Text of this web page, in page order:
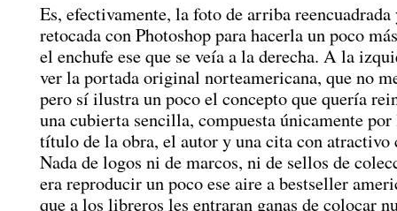
Es, efectivamente, la foto de arriba
retocada con Photoshop para hacerla un poco
el enchufe ese que se veía a la derecha. A la
ver la portada original norteamericana, que no
pero sí ilustra un poco el concepto que quería
una cubierta sencilla, compuesta únicamente
título de la obra, el autor y una cita con atractivo
Nada de logos ni de marcos, ni de sellos de
era reproducir un poco ese aire a bestseller
que a los libreros les entraran ganas de colocar